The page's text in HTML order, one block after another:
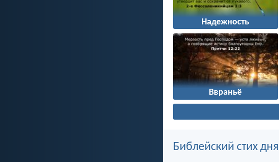
Надежность
Ввраньё
Библейский стих дня